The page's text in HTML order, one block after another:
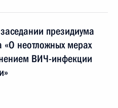
президиума
«О неотложных мерах
ВИЧ-инфекции